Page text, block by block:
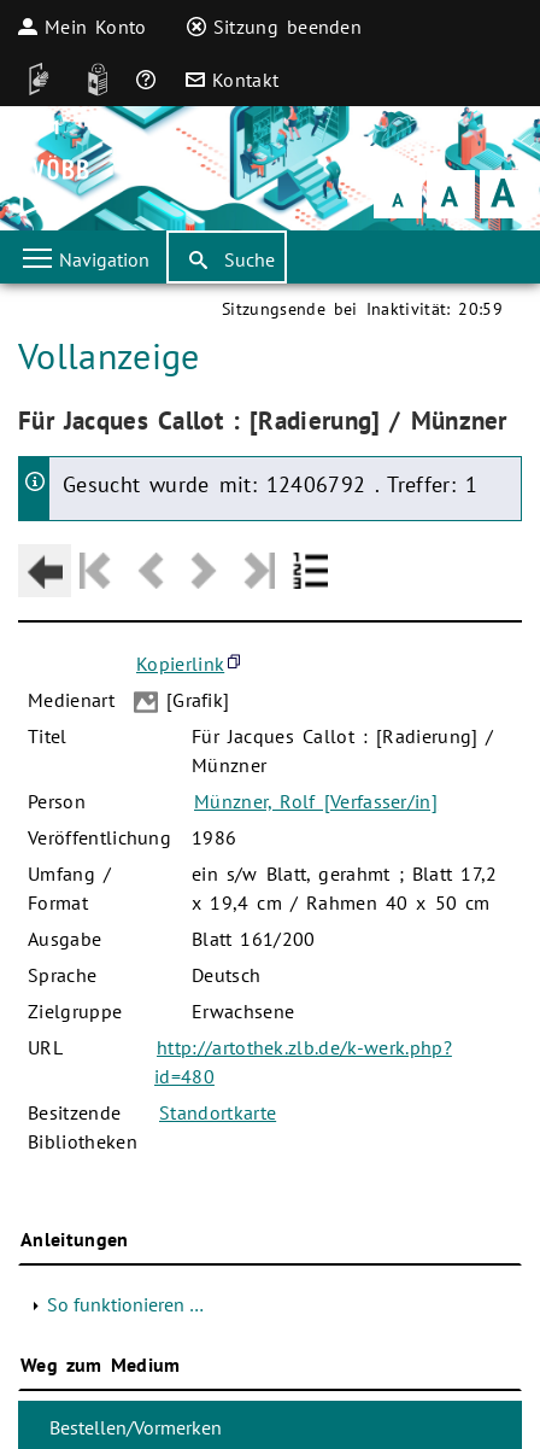
Mein Konto Sitzung beenden
DGS Leichte Sprache
Häufige Fragen
Kontakt
Schrift
klein Schrift
normal Schrift
groß
Navigation Suche
Sitzungsende bei Inaktivität: 20:59
Aktuelle Seite:
Vollanzeige
Aktuelle Seite:
Für Jacques Callot : [Radierung] / Münzner
Gesucht wurde mit: 12406792 . Treffer: 1
Kopierlink
Medienart
[Grafik]
Titel
Für Jacques Callot : [Radierung] /
Münzner
Person
Münzner, Rolf [Verfasser/in]
Veröffentlichung
1986
Umfang /
Format
ein s/w Blatt, gerahmt ; Blatt 17,2
x 19,4 cm / Rahmen 40 x 50 cm
Ausgabe
Blatt 161/200
Sprache
Deutsch
Zielgruppe
Erwachsene
URL
http://artothek.zlb.de/k-werk.php?
id=480
Besitzende
Bibliotheken
Standortkarte
Anleitungen
So funktionieren …
Weg zum Medium